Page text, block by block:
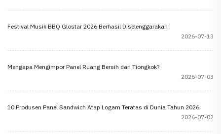
Festival Musik BBQ Glostar 2026 Berhasil Diselenggarakan
2026-07-13
Mengapa Mengimpor Panel Ruang Bersih dari Tiongkok?
2026-07-03
10 Produsen Panel Sandwich Atap Logam Teratas di Dunia Tahun 2026
2026-07-02